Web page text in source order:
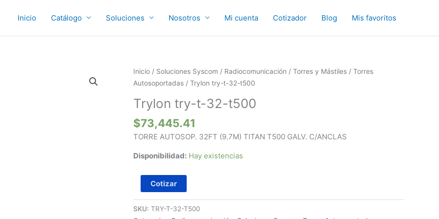
Inicio Catálogo Soluciones Nosotros Mi cuenta Cotizador Blog Mis favoritos
Inicio / Soluciones Syscom / Radiocomunicación / Torres y Mástiles / Torres
Autosoportadas / Trylon try-t-32-t500
Trylon try-t-32-t500
$73,445.41
TORRE AUTOSOP. 32FT (9.7M) TITAN T500 GALV. C/ANCLAS
Disponibilidad: Hay existencias
Trylon
try-
32-
t500
cantidad
Cotizar
SKU: TRY-T-32-T500